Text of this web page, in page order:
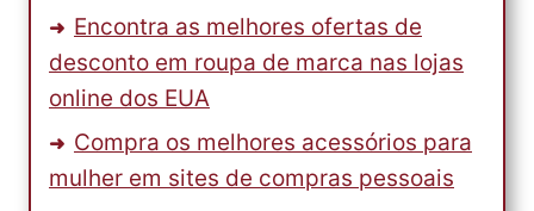
Encontra as melhores ofertas de
desconto em roupa de marca nas lojas
online dos EUA
Compra os melhores acessórios para
mulher em sites de compras pessoais